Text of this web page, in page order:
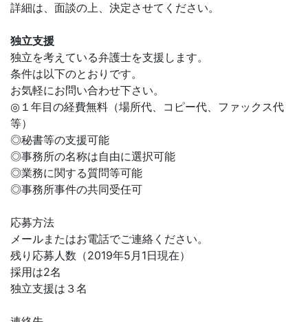
詳細は、面談の上、決定させてください。
独立支援
独立を考えている弁護士を支援します。
条件は以下のとおりです。
お気軽にお問い合わせ下さい。
◎１年目の経費無料（場所代、コピー代、ファックス代
等）
◎秘書等の支援可能
◎事務所の名称は自由に選択可能
◎業務に関する質問等可能
◎事務所事件の共同受任可
応募方法
メールまたはお電話でご連絡ください。
残り応募人数（2019年5月1日現在）
採用は2名
独立支援は３名